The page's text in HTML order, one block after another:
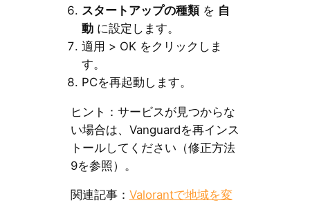
スタートアップの種類を 自
動に設定します。
適用 > OK をクリックしま
す。
PCを再起動します。
ヒント：サービスが見つからな
い場合は、Vanguardを再インス
トールしてください（修正方法
9を参照）。
関連記事： Valorantで地域を変